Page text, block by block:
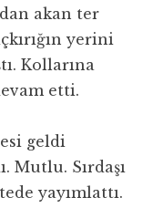
akan ter
yerini
Kollarına
etti.
geldi
Mutlu. Sırdaşı
yayımlattı.